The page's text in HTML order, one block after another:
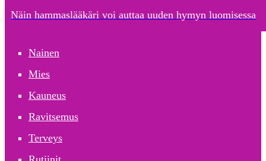
Näin hammaslääkäri voi auttaa uuden hymyn luomisessa
Nainen
Mies
Kauneus
Ravitsemus
Terveys